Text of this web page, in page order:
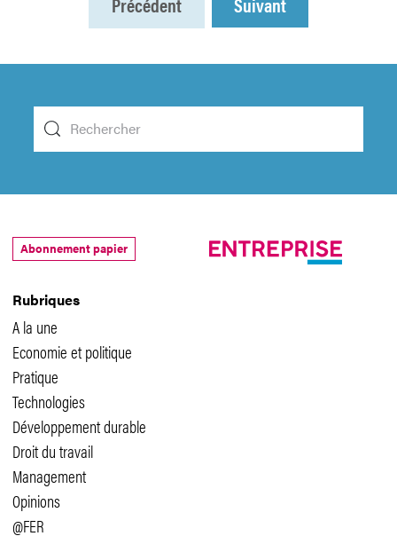
Rubriques
A la une
Economie et politique
Pratique
Technologies
Développement durable
Droit du travail
Management
Opinions
@FER
Abonnement papier